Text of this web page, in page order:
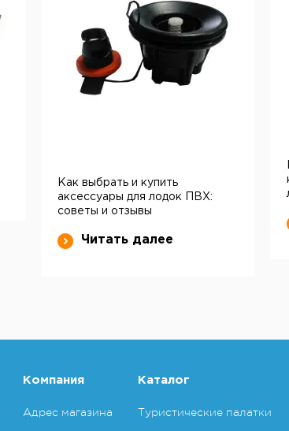
Как выбрать и купить
аксессуары для лодок ПВХ:
советы и отзывы
Читать далее
Компания
Адрес магазина
Каталог
Туристические палатки